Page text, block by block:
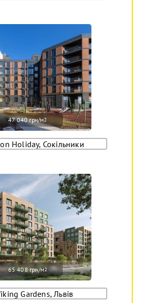
47 040 грн/м2
Holiday, Сокільники
65 408 грн/м2
Gardens, Львів